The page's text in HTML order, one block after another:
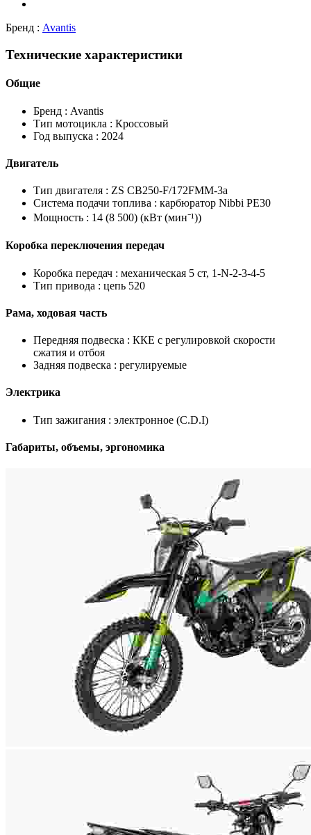
Бренд : Avantis
Технические характеристики
Общие
Бренд : Avantis
Тип мотоцикла : Кроссовый
Год выпуска : 2024
Двигатель
Тип двигателя : ZS CB250-F/172FMM-3a
Система подачи топлива : карбюратор Nibbi PE30
Мощность : 14 (8 500) (кВт (мин⁻¹))
Коробка переключения передач
Коробка передач : механическая 5 ст, 1-N-2-3-4-5
Тип привода : цепь 520
Рама, ходовая часть
Передняя подвеска : ККЕ с регулировкой скорости
сжатия и отбоя
Задняя подвеска : регулируемые
Электрика
Тип зажигания : электронное (C.D.I)
Габариты, объемы, эргономика